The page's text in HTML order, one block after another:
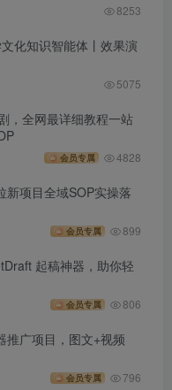
8253
化知识智能体丨效果演
5075
，全网最详细教程一站
会员专属 4828
新项目全域SOP实操落
会员专属 899
起稿神器，助你轻
会员专属 806
推广项目，图文+视频
会员专属 796